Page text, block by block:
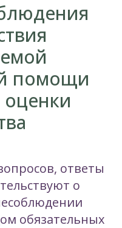
помощи
ответы
о
обязательных